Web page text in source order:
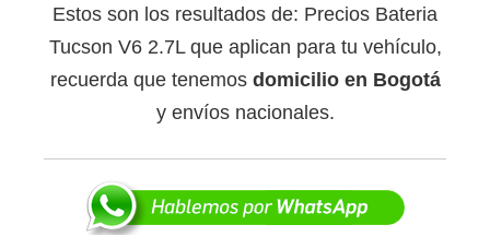
Estos son los resultados de: Precios Bateria
Tucson V6 2.7L que aplican para tu vehículo,
recuerda que tenemos domicilio en Bogotá
y envíos nacionales.